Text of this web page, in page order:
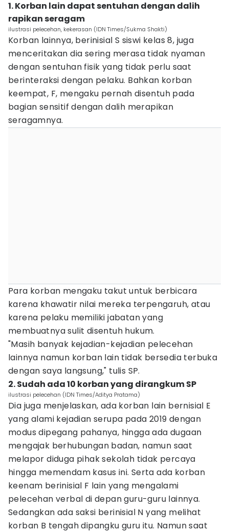
1. Korban lain dapat sentuhan dengan dalih
rapikan seragam
ilustrasi pelecehan, kekerasan (IDN Times/Sukma Shakti)
Korban lainnya, berinisial S siswi kelas 8, juga
menceritakan dia sering merasa tidak nyaman
dengan sentuhan fisik yang tidak perlu saat
berinteraksi dengan pelaku. Bahkan korban
keempat, F, mengaku pernah disentuh pada
bagian sensitif dengan dalih merapikan
seragamnya.
Para korban mengaku takut untuk berbicara
karena khawatir nilai mereka terpengaruh, atau
karena pelaku memiliki jabatan yang
membuatnya sulit disentuh hukum.
"Masih banyak kejadian-kejadian pelecehan
lainnya namun korban lain tidak bersedia terbuka
dengan saya langsung," tulis SP.
2. Sudah ada 10 korban yang dirangkum SP
ilustrasi pelecehan (IDN Times/Aditya Pratama)
Dia juga menjelaskan, ada korban lain bernisial E
yang alami kejadian serupa pada 2019 dengan
modus dipegang pahanya, hingga ada dugaan
mengajak berhubungan badan, namun saat
melapor diduga pihak sekolah tidak percaya
hingga memendam kasus ini. Serta ada korban
keenam berinisial F lain yang mengalami
pelecehan verbal di depan guru-guru lainnya.
Sedangkan ada saksi berinisial N yang melihat
korban B tengah dipangku guru itu. Namun saat